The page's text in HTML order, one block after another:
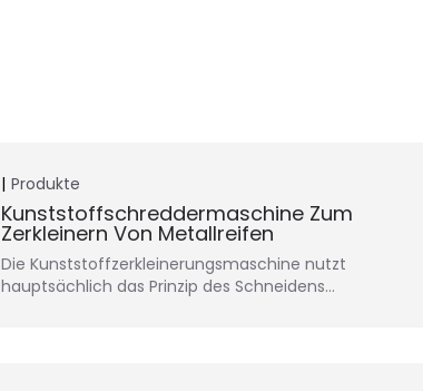
Produkte
Kunststoffschreddermaschine Zum
Zerkleinern Von Metallreifen
Die Kunststoffzerkleinerungsmaschine nutzt
hauptsächlich das Prinzip des Schneidens…